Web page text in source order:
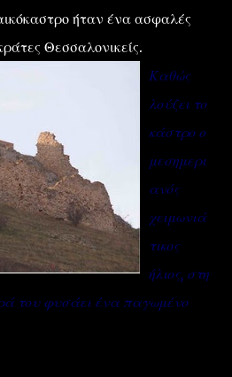
ήταν ένα ασφαλές
Θεσσαλονικείς.
Καθώς
λούζει το
κάστρο ο
μεσημερι
ανός
χειμωνιά
τικος
ήλιος, στη
του φυσάει ένα παγωμένο